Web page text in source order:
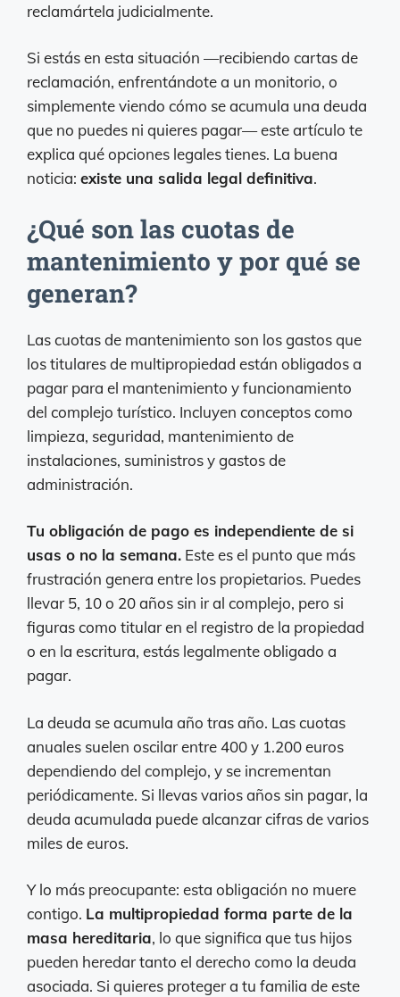
reclamártela judicialmente.
Si estás en esta situación —recibiendo cartas de
reclamación, enfrentándote a un monitorio, o
simplemente viendo cómo se acumula una deuda
que no puedes ni quieres pagar— este artículo te
explica qué opciones legales tienes. La buena
noticia: existe una salida legal definitiva.
¿Qué son las cuotas de
mantenimiento y por qué se
generan?
Las cuotas de mantenimiento son los gastos que
los titulares de multipropiedad están obligados a
pagar para el mantenimiento y funcionamiento
del complejo turístico. Incluyen conceptos como
limpieza, seguridad, mantenimiento de
instalaciones, suministros y gastos de
administración.
Tu obligación de pago es independiente de si
usas o no la semana. Este es el punto que más
frustración genera entre los propietarios. Puedes
llevar 5, 10 o 20 años sin ir al complejo, pero si
figuras como titular en el registro de la propiedad
o en la escritura, estás legalmente obligado a
pagar.
La deuda se acumula año tras año. Las cuotas
anuales suelen oscilar entre 400 y 1.200 euros
dependiendo del complejo, y se incrementan
periódicamente. Si llevas varios años sin pagar, la
deuda acumulada puede alcanzar cifras de varios
miles de euros.
Y lo más preocupante: esta obligación no muere
contigo. La multipropiedad forma parte de la
masa hereditaria, lo que significa que tus hijos
pueden heredar tanto el derecho como la deuda
asociada. Si quieres proteger a tu familia de este